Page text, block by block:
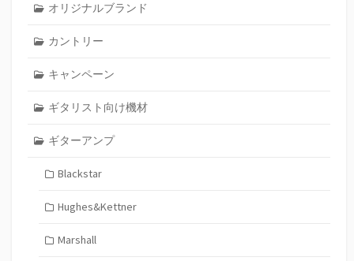
オリジナルブランド
カントリー
キャンペーン
ギタリスト向け機材
ギターアンプ
Blackstar
Hughes&Kettner
Marshall